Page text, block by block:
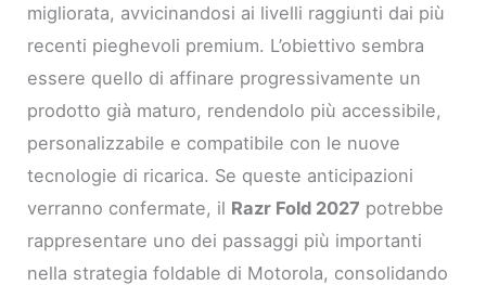
migliorata, avvicinandosi ai livelli raggiunti dai più
recenti pieghevoli premium. L’obiettivo sembra
essere quello di affinare progressivamente un
prodotto già maturo, rendendolo più accessibile,
personalizzabile e compatibile con le nuove
tecnologie di ricarica. Se queste anticipazioni
verranno confermate, il Razr Fold 2027 potrebbe
rappresentare uno dei passaggi più importanti
nella strategia foldable di Motorola, consolidando